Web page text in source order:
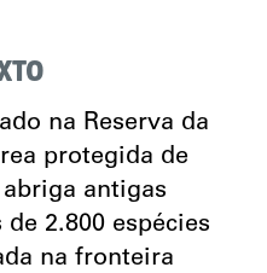
na Reserva da
protegida de
antigas
2.800 espécies
na fronteira